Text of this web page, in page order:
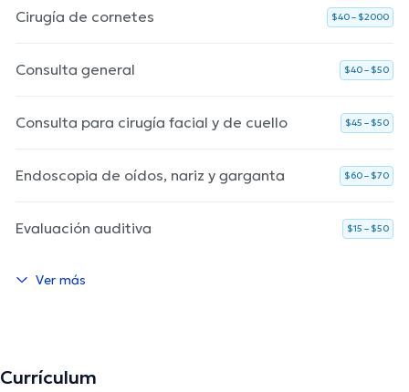
Cirugía de cornetes $40 – $2000
Consulta general $40 – $50
Consulta para cirugía facial y de cuello $45 – $50
Endoscopia de oídos, nariz y garganta $60 – $70
Evaluación auditiva $15 – $50
Ver más
Currículum